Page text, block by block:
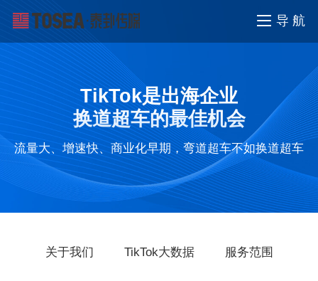
导 航
TikTok是出海企业
换道超车的最佳机会
流量大、增速快、商业化早期，弯道超车不如换道超车
关于我们 TikTok大数据 服务范围